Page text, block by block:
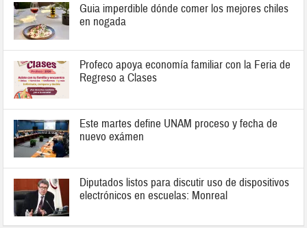
Guia imperdible dónde comer los mejores chiles
en nogada
Profeco apoya economía familiar con la Feria de
Regreso a Clases
Este martes define UNAM proceso y fecha de
nuevo exámen
Diputados listos para discutir uso de dispositivos
electrónicos en escuelas: Monreal